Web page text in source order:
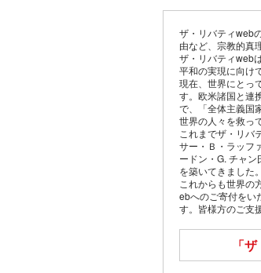
ザ・リバティweb
由など、宗教的真
ザ・リバティweb
平和の実現に向け
現在、世界にとっ
す。欧米諸国と連
で、「全体主義国
世界の人々を救っ
これまでザ・リバ
サー・Ｂ・ラッフ
ードン・G. チャ
を築いてきました。
これからも世界の
ebへのご寄付をい
す。皆様方のご支
「